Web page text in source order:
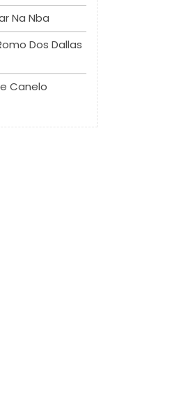
Na Nba
Dos Dallas
Canelo